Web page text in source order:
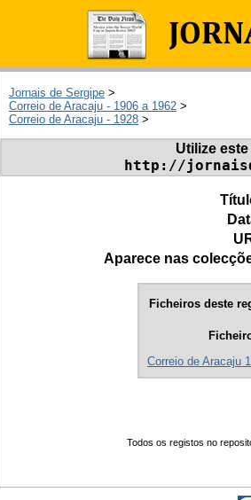
Jornais de Sergipe >
Correio de Aracaju - 1906 a 1962 >
Correio de Aracaju - 1928 >
Utilize
http://
Aparece nas
Ficheiros deste
Correio de Aracaju
Todos os registos no